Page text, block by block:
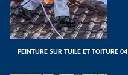
PEINTURE SUR TUILE ET TOITURE 04